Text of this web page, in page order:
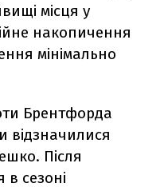
місця у
накопичення
мінімально
Брентфорда
відзначилися
Після
сезоні